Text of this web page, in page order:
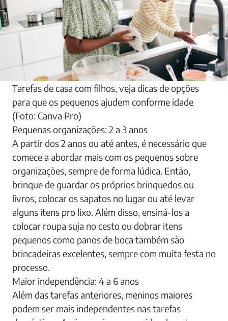
Tarefas de casa com filhos, veja dicas de opções
para que os pequenos ajudem conforme idade
(Foto: Canva Pro)
Pequenas organizações: 2 a 3 anos
A partir dos 2 anos ou até antes, é necessário que
comece a abordar mais com os pequenos sobre
organizações, sempre de forma lúdica. Então,
brinque de guardar os próprios brinquedos ou
livros, colocar os sapatos no lugar ou até levar
alguns itens pro lixo. Além disso, ensiná-los a
colocar roupa suja no cesto ou dobrar itens
pequenos como panos de boca também são
brincadeiras excelentes, sempre com muita festa no
processo.
Maior independência: 4 a 6 anos
Além das tarefas anteriores, meninos maiores
podem ser mais independentes nas tarefas